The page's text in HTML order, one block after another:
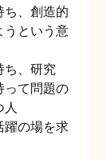
ち、創造的
うという意
ち、研究
って問題の
躍の場を求